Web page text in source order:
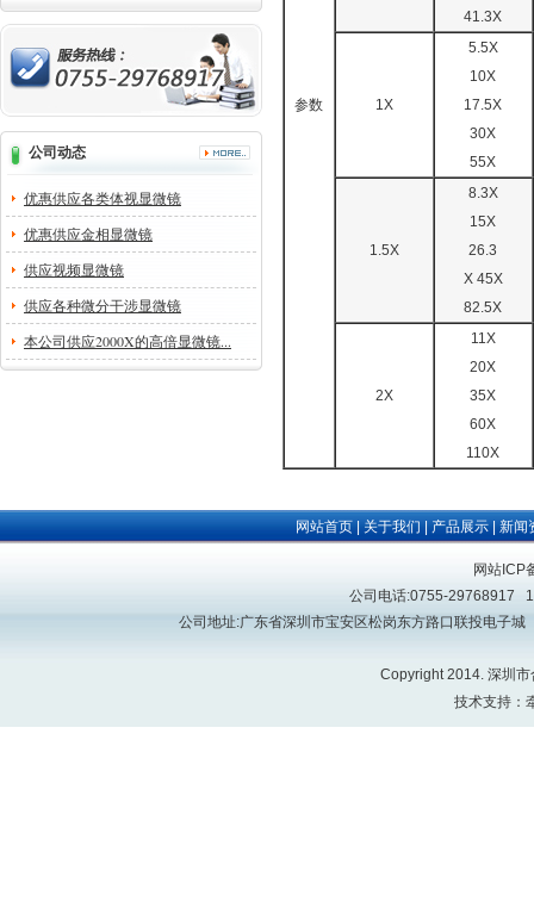
公司动态
优惠供应各类体视显微镜
优惠供应金相显微镜
供应视频显微镜
供应各种微分干涉显微镜
本公司供应2000X的高倍显微镜...
参数
41.3X
1X
5.5X
10X
17.5X
30X
55X
1.5X
8.3X
15X
26.3
X 45X
82.5X
2X
11X
20X
35X
60X
110X
网站首页|关于我们|产品展示|新闻
网站ICP
公司电话:0755-29768917
公司地址:广东省深圳市宝安区松岗东方路口联投电子
Copyright 2014. 深圳
技术支持：